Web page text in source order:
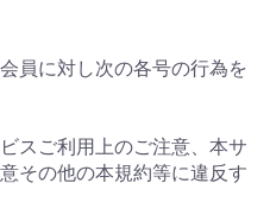
員に対し次の各号の行為を
スご利用上のご注意、本サ
その他の本規約等に違反す